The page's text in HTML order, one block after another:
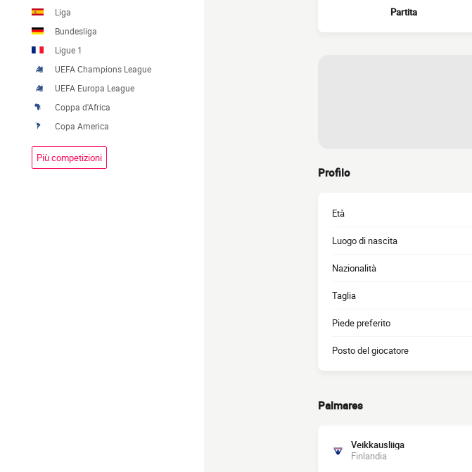
Liga
Bundesliga
Ligue 1
UEFA Champions League
UEFA Europa League
Coppa d'Africa
Copa America
Più competizioni
Partita
Profilo
Età
Luogo di nascita
Nazionalità
Taglia
Piede preferito
Posto del giocatore
Palmares
Veikkausliiga
Finlandia